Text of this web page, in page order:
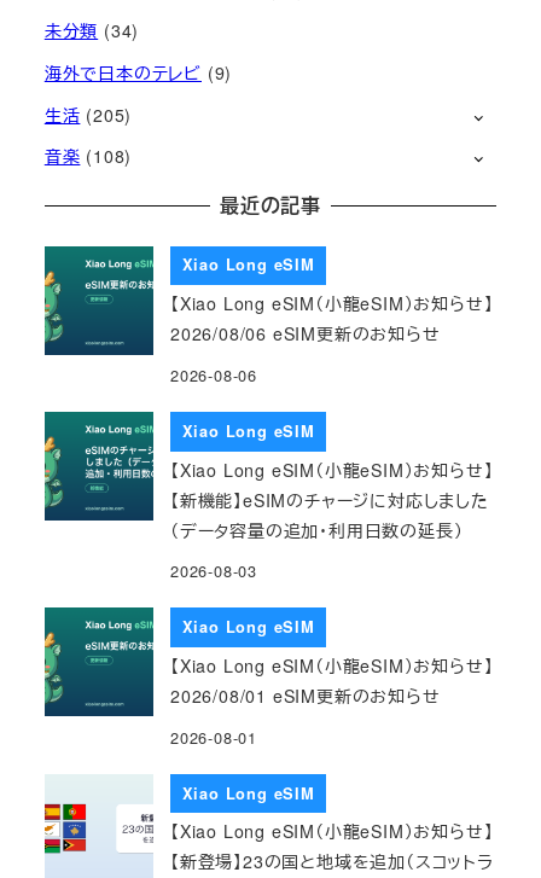
未分類 (34)
海外で日本のテレビ (9)
生活 (205)
音楽 (108)
最近の記事
Xiao Long eSIM
【Xiao Long eSIM（小龍eSIM）お知らせ】
2026/08/06 eSIM更新のお知らせ
2026-08-06
Xiao Long eSIM
【Xiao Long eSIM（小龍eSIM）お知らせ】
【新機能】eSIMのチャージに対応しました
（データ容量の追加・利用日数の延長）
2026-08-03
Xiao Long eSIM
【Xiao Long eSIM（小龍eSIM）お知らせ】
2026/08/01 eSIM更新のお知らせ
2026-08-01
Xiao Long eSIM
【Xiao Long eSIM（小龍eSIM）お知らせ】
【新登場】23の国と地域を追加（スコットラ